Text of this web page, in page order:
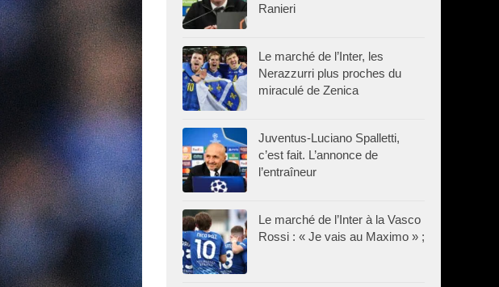
Ranieri
Le marché de l’Inter, les
Nerazzurri plus proches du
miraculé de Zenica
Juventus-Luciano Spalletti,
c’est fait. L’annonce de
l’entraîneur
Le marché de l’Inter à la Vasco
Rossi : « Je vais au Maximo » ;